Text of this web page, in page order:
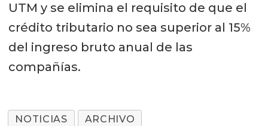
UTM y se elimina el requisito de que el
crédito tributario no sea superior al 15%
del ingreso bruto anual de las
compañías.
NOTICIAS ARCHIVO